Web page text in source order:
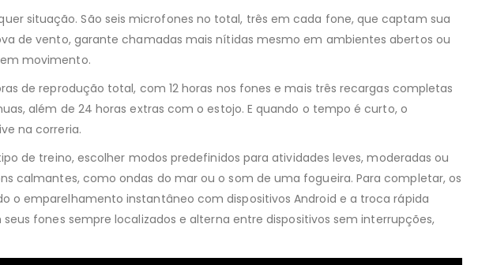
situação. São seis microfones no total, três em cada fone, que captam sua
de vento, garante chamadas mais nítidas mesmo em ambientes abertos ou
movimento.
de reprodução total, com 12 horas nos fones e mais três recargas completas
além de 24 horas extras com o estojo. E quando o tempo é curto, o
na correria.
de treino, escolher modos predefinidos para atividades leves, moderadas ou
calmantes, como ondas do mar ou o som de uma fogueira. Para completar, os
o emparelhamento instantâneo com dispositivos Android e a troca rápida
fones sempre localizados e alterna entre dispositivos sem interrupções,